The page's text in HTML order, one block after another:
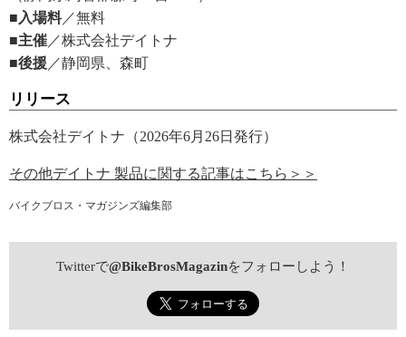
■入場料／無料
■主催 ／株式会社デイトナ
■後援 ／静岡県、森町
リリース
株式会社デイトナ（2026年6月26日発行）
その他デイトナ 製品に関する記事はこちら＞＞
バイクブロス・マガジンズ編集部
Twitterで@BikeBrosMagazinをフォローしよう！